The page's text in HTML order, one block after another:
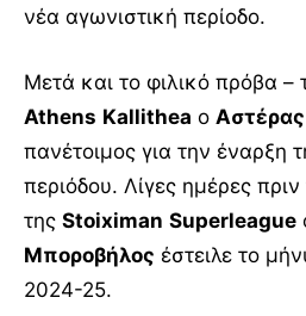
νέα αγωνιστική περίοδο.
Μετά και το φιλικό πρόβα –
Athens Kallithea ο Αστέρας
πανέτοιμος για την έναρξη
περιόδου. Λίγες ημέρες
της Stoiximan Superleague
Μποροβήλος έστειλε το
2024-25.